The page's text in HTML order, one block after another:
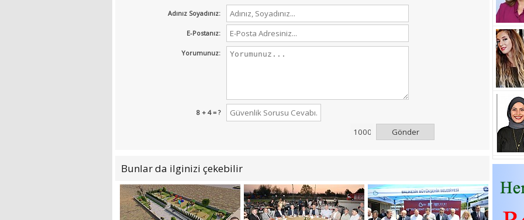
Adınız Soyadınız:
E-Postanız:
Yorumunuz:
8 + 4 = ?
Gönder
Bunlar da ilginizi çekebilir